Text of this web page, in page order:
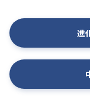
進